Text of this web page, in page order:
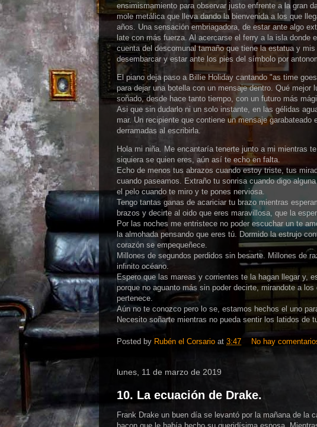
ensimismamiento para observar justo enfrente a la gran
mole metálica que lleva dando la bienvenida a los que
años. Una sensación embriagadora, de estar ante algo
late con más fuerza. Al acercarse el ferry a la isla donde
cuenta del descomunal tamaño que tiene la estatua y
desembarcar y estar ante los pies del símbolo por
El piano deja paso a Billie Holiday cantando "as time
para dejar una botella con un mensaje dentro. Qué mejor
soñado, desde hace tanto tiempo, con un futuro más
Asi que sin dudarlo ni un solo instante, en las gélidas
mar. Un recipiente que contiene un mensaje
derramadas al escribirla.
Hola mi niña. Me encantaría tenerte junto a mi mientras
siquiera se quien eres, aún así te echo en falta.
Echo de menos tus abrazos cuando estoy triste, tus
cuando paseamos. Extraño tu sonrisa cuando digo
el pelo cuando te miro y te pones nerviosa.
Tengo tantas ganas de acariciar tu brazo mientras
brazos y decirte al oido que eres maravillosa, que la
Por las noches me entristece no poder escuchar un te
la almohada pensando que eres tú. Dormido la estrujo
corazón se empequeñece.
Millones de segundos perdidos sin besarte. Millones de
infinito océano.
Espero que las mareas y corrientes te la hagan llegar y,
porque no aguanto más sin poder decirte, mirandote a
pertenece.
Aún no te conozco pero lo se, estamos hechos el uno
Necesito soñarte mientras no pueda sentir los latidos de
Posted by Rubén el Corsario at 3:47 No hay
lunes, 11 de marzo de 2019
10. La ecuación de Drake.
Frank Drake un buen día se levantó por la mañana de la